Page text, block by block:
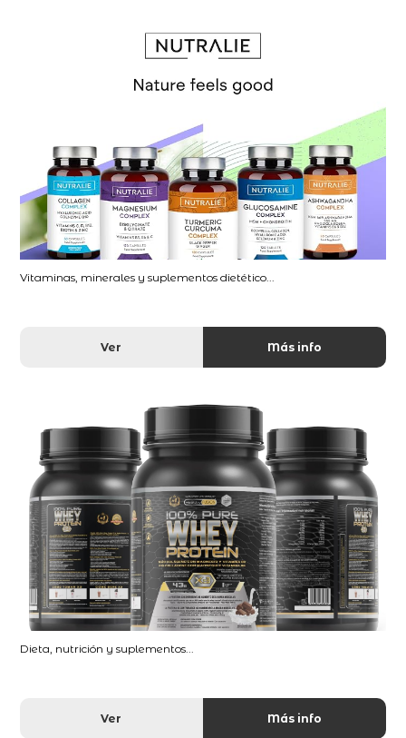
Vitaminas, minerales y suplementos dietético...
Ver Más info
Dieta, nutrición y suplementos...
Ver Más info